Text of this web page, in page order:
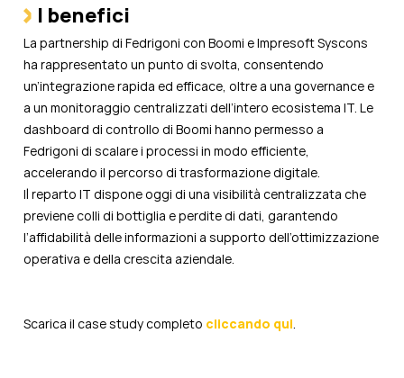
I benefici
La partnership di Fedrigoni con Boomi e Impresoft Syscons
ha rappresentato un punto di svolta, consentendo
un’integrazione rapida ed efficace, oltre a una governance e
a un monitoraggio centralizzati dell’intero ecosistema IT. Le
dashboard di controllo di Boomi hanno permesso a
Fedrigoni di scalare i processi in modo efficiente,
accelerando il percorso di trasformazione digitale.
Il reparto IT dispone oggi di una visibilità centralizzata che
previene colli di bottiglia e perdite di dati, garantendo
l’affidabilità delle informazioni a supporto dell’ottimizzazione
operativa e della crescita aziendale.
Scarica il case study completo cliccando qui